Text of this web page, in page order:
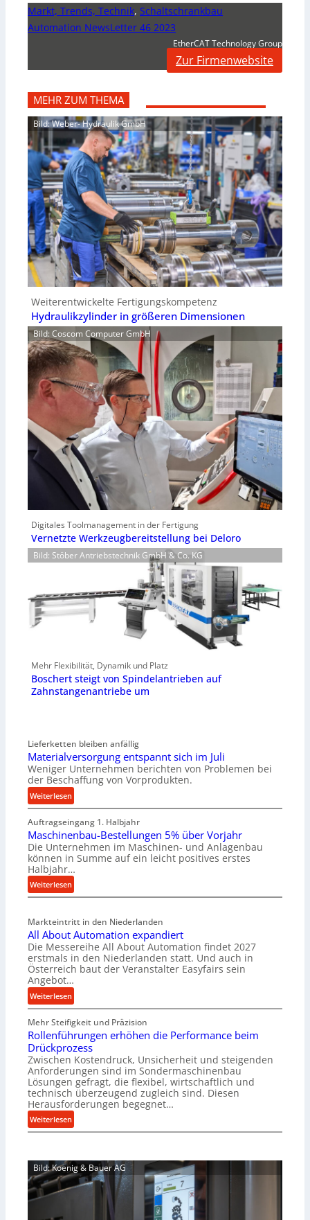
Markt, Trends, Technik, Schaltschrankbau
Automation NewsLetter 46 2023
EtherCAT Technology Group
Zur Firmenwebsite
MEHR ZUM THEMA
Bild: Weber- Hydraulik GmbH
Weiterentwickelte Fertigungskompetenz
Hydraulikzylinder in größeren Dimensionen
Bild: Coscom Computer GmbH
Digitales Toolmanagement in der Fertigung
Vernetzte Werkzeugbereitstellung bei Deloro
Bild: Stöber Antriebstechnik GmbH & Co. KG
Mehr Flexibilität, Dynamik und Platz
Boschert steigt von Spindelantrieben auf
Zahnstangenantriebe um
Lieferketten bleiben anfällig
Materialversorgung entspannt sich im Juli
Weniger Unternehmen berichten von Problemen bei
der Beschaffung von Vorprodukten.
Weiterlesen:
M
a
t
e
r
i
a
l
e
r
s
o
u
n
g
e
n
t
s
p
a
n
s
i
c
Auftragseingang 1. Halbjahr
Maschinenbau-Bestellungen 5% über Vorjahr
Die Unternehmen im Maschinen- und Anlagenbau
können in Summe auf ein leicht positives erstes
Halbjahr…
Weiterlesen:
M
s
c
h
i
n
e
n
a
u
-
B
e
s
t
e
l
u
n
g
Markteintritt in den Niederlanden
All About Automation expandiert
Die Messereihe All About Automation findet 2027
erstmals in den Niederlanden statt. Und auch in
Österreich baut der Veranstalter Easyfairs sein
Angebot…
Weiterlesen:
A
l
l
A
b
o
u
t
A
u
m
a
Mehr Steifigkeit und Präzision
Rollenführungen erhöhen die Performance beim
Drückprozess
Zwischen Kostendruck, Unsicherheit und steigenden
Anforderungen sind im Sondermaschinenbau
Lösungen gefragt, die flexibel, wirtschaftlich und
technisch überzeugend zugleich sind. Diesen
Herausforderungen begegnet…
Weiterlesen:
R
l
l
e
Bild: Koenig & Bauer AG